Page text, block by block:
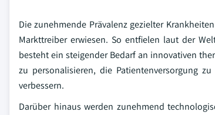
Die zunehmende Prävalenz gezielter
Markttreiber erwiesen. So entfielen laut der
besteht ein steigender Bedarf an innovativen
zu personalisieren, die Patientenversorgung
verbessern.
Darüber hinaus werden zunehmend